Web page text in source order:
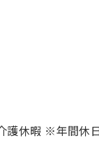
休暇 ※年間休